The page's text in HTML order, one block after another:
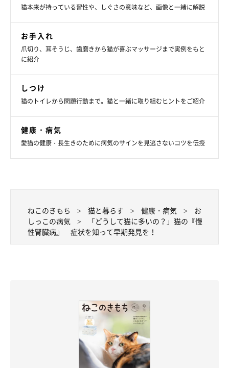
猫本来が持っている習性や、しぐさの意味など、画像と一緒に解説
お手入れ
爪切り、耳そうじ、歯磨きから猫が喜ぶマッサージまで実例をもと
に紹介
しつけ
猫のトイレから問題行動まで。猫と一緒に取り組むヒントをご紹介
健康・病気
愛猫の健康・長生きのために病気のサインを見逃さないコツを伝授
ねこのきもち 猫と暮らす 健康・病気
お
しっこの病気
「どうして猫に多いの？」猫の『慢
性腎臓病』 症状を知って早期発見を！